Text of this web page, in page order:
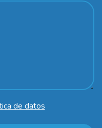
de datos